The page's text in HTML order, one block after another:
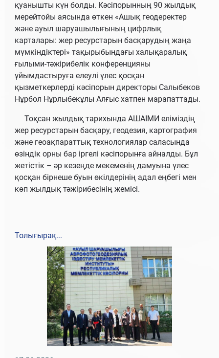
қуанышты күн болды. Кәсіпорынның 90 жылдық
мерейтойы аясында өткен «Ашық геодеректер
және ауыл шаруашылығының цифрлық
карталары: жер ресурстарын басқарудың жаңа
мүмкіндіктері» тақырыбындағы халықаралық
ғылыми-тәжірибелік конференцияны
ұйымдастыруға елеулі үлес қосқан
қызметкерлерді кәсіпорын директоры Салыбеков
Нұрбол Нұрлыбекұлы Алғыс хатпен марапаттады.
Тоқсан жылдық тарихында АШАІМИ еліміздің
жер ресурстарын басқару, геодезия, картография
және геоақпараттық технологиялар саласында
өзіндік орны бар іргелі кәсіпорынға айналды. Бұл
жетістік – әр кезеңде мекеменің дамуына үлес
қосқан бірнеше буын өкілдерінің адал еңбегі мен
көп жылдық тәжірибесінің жемісі.
Толығырақ...